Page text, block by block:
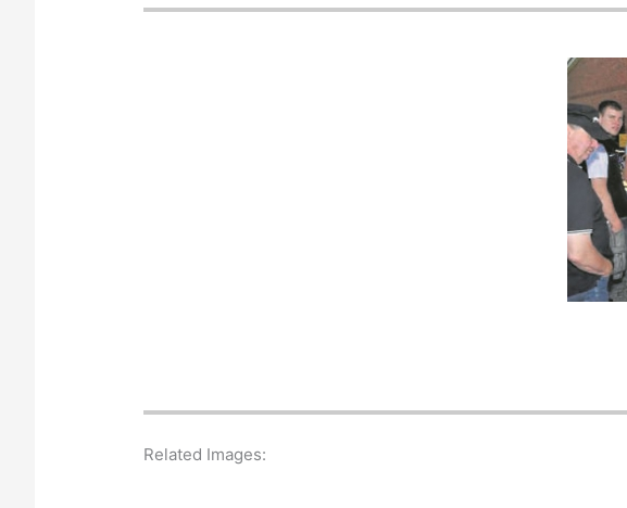
Related Images: